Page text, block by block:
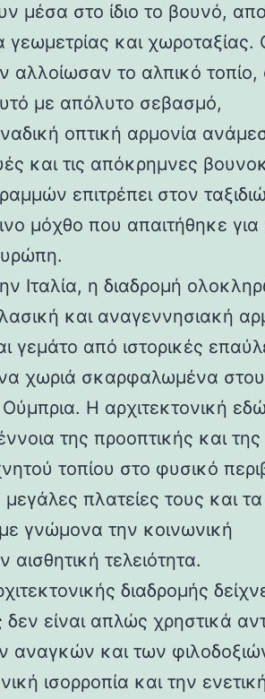
μέσα στο ίδιο το βουνό,
γεωμετρίας και χωροταξίας.
αλλοίωσαν το αλπικό
με απόλυτο σεβασμό,
οπτική αρμονία
και τις απόκρημνες
επιτρέπει στον
μόχθο που απαιτήθηκε
Ιταλία, η διαδρομή
και αναγεννησιακή
γεμάτο από ιστορικές
χωριά σκαρφαλωμένα
Η αρχιτεκτονική εδώ
της προοπτικής και της
τοπίου στο φυσικό
μεγάλες πλατείες τους και
γνώμονα την κοινωνική
τελειότητα.
διαδρομής
δεν είναι απλώς χρηστικά
αναγκών και των
ισορροπία και την